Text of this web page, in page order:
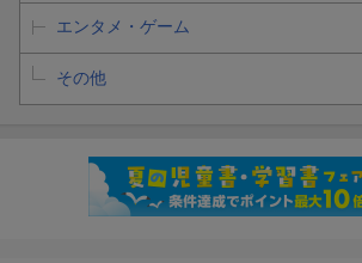
エンタメ・ゲーム
その他